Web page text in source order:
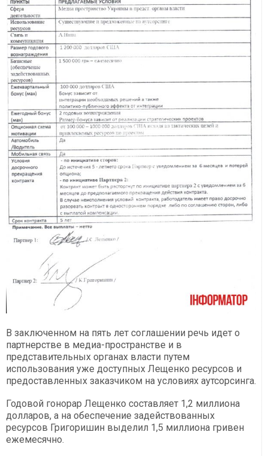
В заключенном на пять лет соглашении речь идет о
партнерстве в медиа-пространстве и в
представительных органах власти путем
использования уже доступных Лещенко ресурсов и
предоставленных заказчиком на условиях аутсорсинга.
Годовой гонорар Лещенко составляет 1,2 миллиона
долларов, а на обеспечение задействованных
ресурсов Григоришин выделил 1,5 миллиона гривен
ежемесячно.